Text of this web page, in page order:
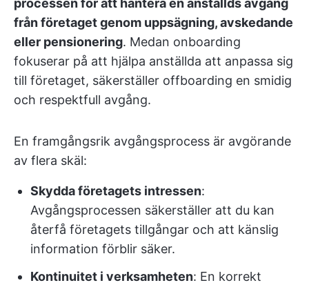
processen för att hantera en anställds avgång
från företaget genom uppsägning, avskedande
eller pensionering. Medan onboarding
fokuserar på att hjälpa anställda att anpassa sig
till företaget, säkerställer offboarding en smidig
och respektfull avgång.
En framgångsrik avgångsprocess är avgörande
av flera skäl:
Skydda företagets intressen:
Avgångsprocessen säkerställer att du kan
återfå företagets tillgångar och att känslig
information förblir säker.
Kontinuitet i verksamheten: En korrekt